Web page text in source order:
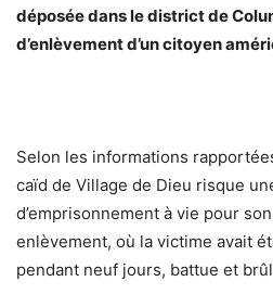
déposée dans le district de
d’enlèvement d’un citoyen
Selon les informations
caïd de Village de Dieu risque
d’emprisonnement à vie pour
enlèvement, où la victime avait
pendant neuf jours, battue et